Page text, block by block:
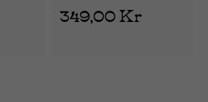
349,00 Kr